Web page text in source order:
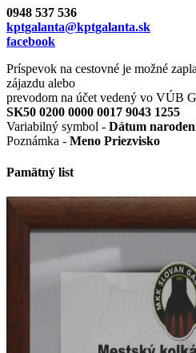
0948 537 536
kptgalanta@kptgalanta.sk
facebook
Príspevok na cestovné je možné
zájazdu alebo
prevodom na účet vedený vo VÚB
SK50 0200 0000 0017 9043 1255
Variabilný symbol - Dátum
Poznámka - Meno Priezvisko
Pamätný list